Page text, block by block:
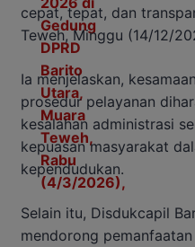
cepat, tepat, dan
Teweh, Minggu (14/12/
Ia menjelaskan,
prosedur pelayanan
kesalahan administrasi
kepuasan masyarakat
kependudukan.
Selain itu, Disdukcapil
mendorong